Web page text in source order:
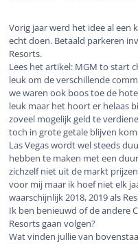
Vorig jaar werd het idee al een
echt doen. Betaald parkeren
Resorts.
Lees het artikel: MGM to start
leuk om de verschillende
we waren ook boos toe de
leuk maar het hoort er helaas
zoveel mogelijk geld te
toch in grote getale blijven
Las Vegas wordt wel steeds
hebben te maken met een
zichzelf niet uit de markt
voor mij maar ik hoef niet elk
waarschijnlijk 2018, 2019 als
Ik ben benieuwd of de andere
Resorts gaan volgen?
Wat vinden jullie van